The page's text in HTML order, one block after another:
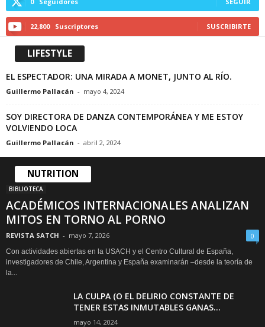
22,800 Suscriptores SUSCRIBIRTE
LIFESTYLE
EL ESPECTADOR: UNA MIRADA A MONET, JUNTO AL RÍO.
Guillermo Pallacán - mayo 4, 2024
SOY DIRECTORA DE DANZA CONTEMPORÁNEA Y ME ESTOY
VOLVIENDO LOCA
Guillermo Pallacán - abril 2, 2024
NUTRITION
BIBLIOTECA
ACADÉMICOS INTERNACIONALES ANALIZAN
MITOS EN TORNO AL PORNO
REVISTA SATCH - mayo 7, 2026 0
Con actividades abiertas en la USACH y el Centro Cultural de España,
investigadores de Chile, Argentina y España examinarán –desde la teoría de
la...
LA CULPA (O EL DELIRIO CONSTANTE DE
TENER ESTAS INMUTABLES GANAS...
mayo 14, 2024